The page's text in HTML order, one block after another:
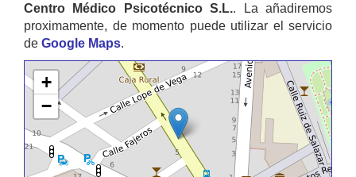
Centro Médico Psicotécnico S.L.. La añadiremos
proximamente, de momento puede utilizar el servicio
de Google Maps.
+
−